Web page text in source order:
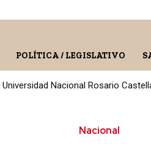
POLÍTICA / LEGISLATIVO
Nacional Rosario
Nacional